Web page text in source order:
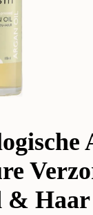
& Haar